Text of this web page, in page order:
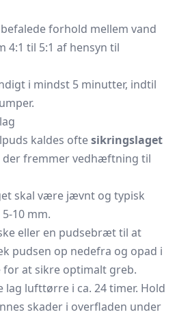
forhold mellem vand
4:1 til 5:1 af hensyn til
i mindst 5 minutter, indtil
kaldes oftesikringslaget
der fremmer vedhæftning til
skal være jævnt og typisk
10 mm.
eller en pudsebræt til at
pudsen op nedefra og opad i
at sikre optimalt greb.
lag lufttørre i ca. 24 timer. Hold
skader i overfladen under